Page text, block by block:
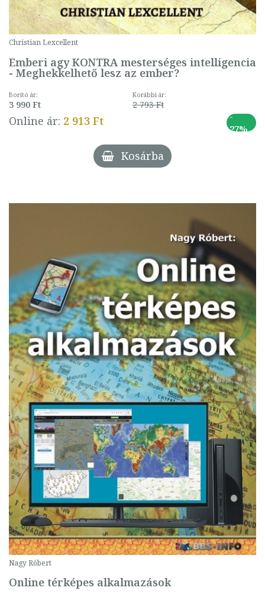
Christian Lexcellent
Emberi agy KONTRA mesterséges intelligencia
- Meghekkelhető lesz az ember?
Borító ár:
3 990 Ft
Korábbi ár:
2 793 Ft
Online ár: 2 913 Ft
-
27%
Kosárba
Nagy Róbert
Online térképes alkalmazások